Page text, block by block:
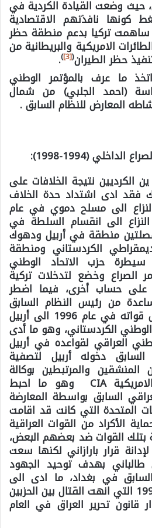
حيث وضعت القيادة الكردية في
كونها نافذتهم الاقتصادية
ساهمت تركيا بدعم منطقة حظر
الامريكية والبريطانية من
حظر الطيران(
[3]
)
.
ما عرف بالمؤتمر الوطني
(احمد الجلبي) من شمال
المعارض للنظام السابق .
(1994-1998):
الكرديين نتيجة الخلافات على
فقد ادى اشتداد حدة الخلاف
الى مسلح دموي في عام
النزاع الى انقسام السلطة في
منطقة في أربيل ودهوك
الكردستاني ومنطقة
حزب الاتحاد الوطني
الصراع وخضع لتدخلات تركية
على حساب أخرى، فيما اضطر
من رئيس النظام السابق
صدام حسين الذي ارسل قواته في عام 1996 الى أربيل
الكردستاني، وهو ما أدى
العراقي لقواعده في أربيل
دخوله أربيل لتصفية
المنشقين والمرتبطين بوكالة
الاستخبارات المركزية الامريكية CIA وهو ما احبط
السابق بواسطة المعارضة
المتحدة التي كانت قد اقامت
الأكراد من القوات العراقية
بتلك القوات ضد بعضهم البعض،
قرار بارازاني لكنها سعت
طالباني بهدف توحيد الجهود
السابق في بغداد، ما ادى الى
اتفاقية واشنطن عام 1998 التي انهت القتال بين الحزبين
قانون تحرير العراق في العام